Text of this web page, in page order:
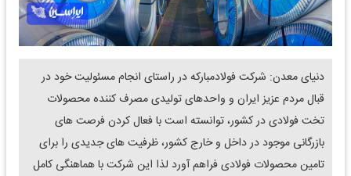
دنیای معدن: شرکت فولادمبارکه در راستای انجام مسئولیت خود در
قبال مردم عزیز ایران و واحدهای تولیدی مصرف کننده محصولات
تخت فولادی در کشور، توانسته است با فعال کردن فرصت های
بازرگانی موجود در داخل ‌و خارج کشور، ظرفیت های جدیدی را برای
تامین محصولات فولادی فراهم آورد لذا این شرکت با هماهنگی کامل